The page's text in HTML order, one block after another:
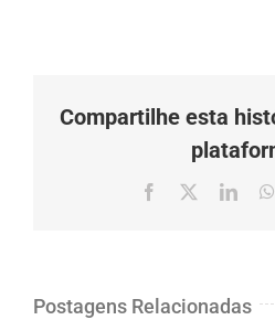
Compartilhe esta
Facebook
Postagens Relacionadas